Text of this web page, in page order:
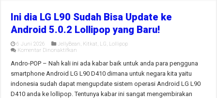
Ini dia LG L90 Sudah Bisa Update ke
Android 5.0.2 Lollipop yang Baru!
6 Juni 2026 JellyBean, Kitkat, LG, Lollipop
Komentar Dinonaktifkan
dia
L90
Sudah
Bisa
Update
Andro-POP – Nah kali ini ada kabar baik untuk anda para pengguna
smartphone Android LG L90 D410 dimana untuk negara kita yaitu
indonesia sudah dapat mengupdate sistem operasi Android LG L90
D410 anda ke lollipop. Tentunya kabar ini sangat mengembirakan